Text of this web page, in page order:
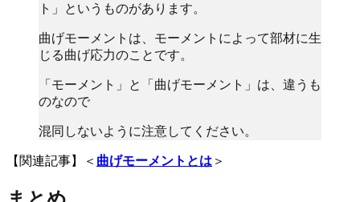
ト」というものがあります。
曲げモーメントは、モーメントによって部材に生
じる曲げ応力のことです。
「モーメント」と「曲げモーメント」は、違うも
のなので
混同しないように注意してください。
【関連記事】＜ 曲げモーメントとは ＞